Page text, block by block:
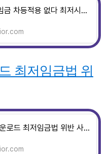
2025년 최저임금 차등적용 없다 최저시급 8월 5일 결정ㅣ만 원 넘을까?
최저임금법 위
근로계약서 다운로드 최저임금법 위반 사례